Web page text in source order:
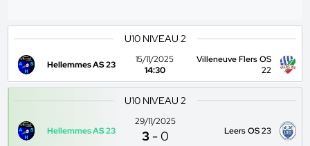
U10 NIVEAU 2
Hellemmes AS 23
15/11/2025
14:30
Villeneuve Flers OS
22
U10 NIVEAU 2
Hellemmes AS 23
29/11/2025
3 -0 Leers OS 23